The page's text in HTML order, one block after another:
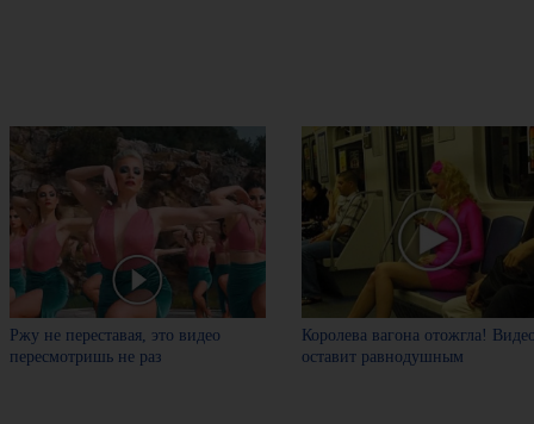
Ржу не переставая, это видео
пересмотришь не раз
Королева вагона отожгла!
оставит равнодушным